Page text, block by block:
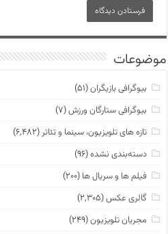
موضوعات
بیوگرافی بازیگران(۵۱)
بیوگرافی ستارگان ورزش(۷)
تازه های تلویزیون، سینما و تئاتر (۶,۴۸۲)
دسته‌بندی نشده(۹۶)
فیلم ها و سریال ها (۲۰۰)
گالری عکس(۲,۳۰۵)
مجریان تلویزیون(۲۴۹)